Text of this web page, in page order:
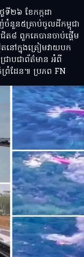
ទី២៦ ខែកក្កដា
ចំនួន៥គ្រាប់ចូលដីកម្ពុជា
៨ ពួកគេបានចាប់ផ្តើម
នៅក្នុងត្រៀមវាយបក
រាបជាព័ត៌មាន អំពី
ព្រំដែន៕ ប្រភព FN